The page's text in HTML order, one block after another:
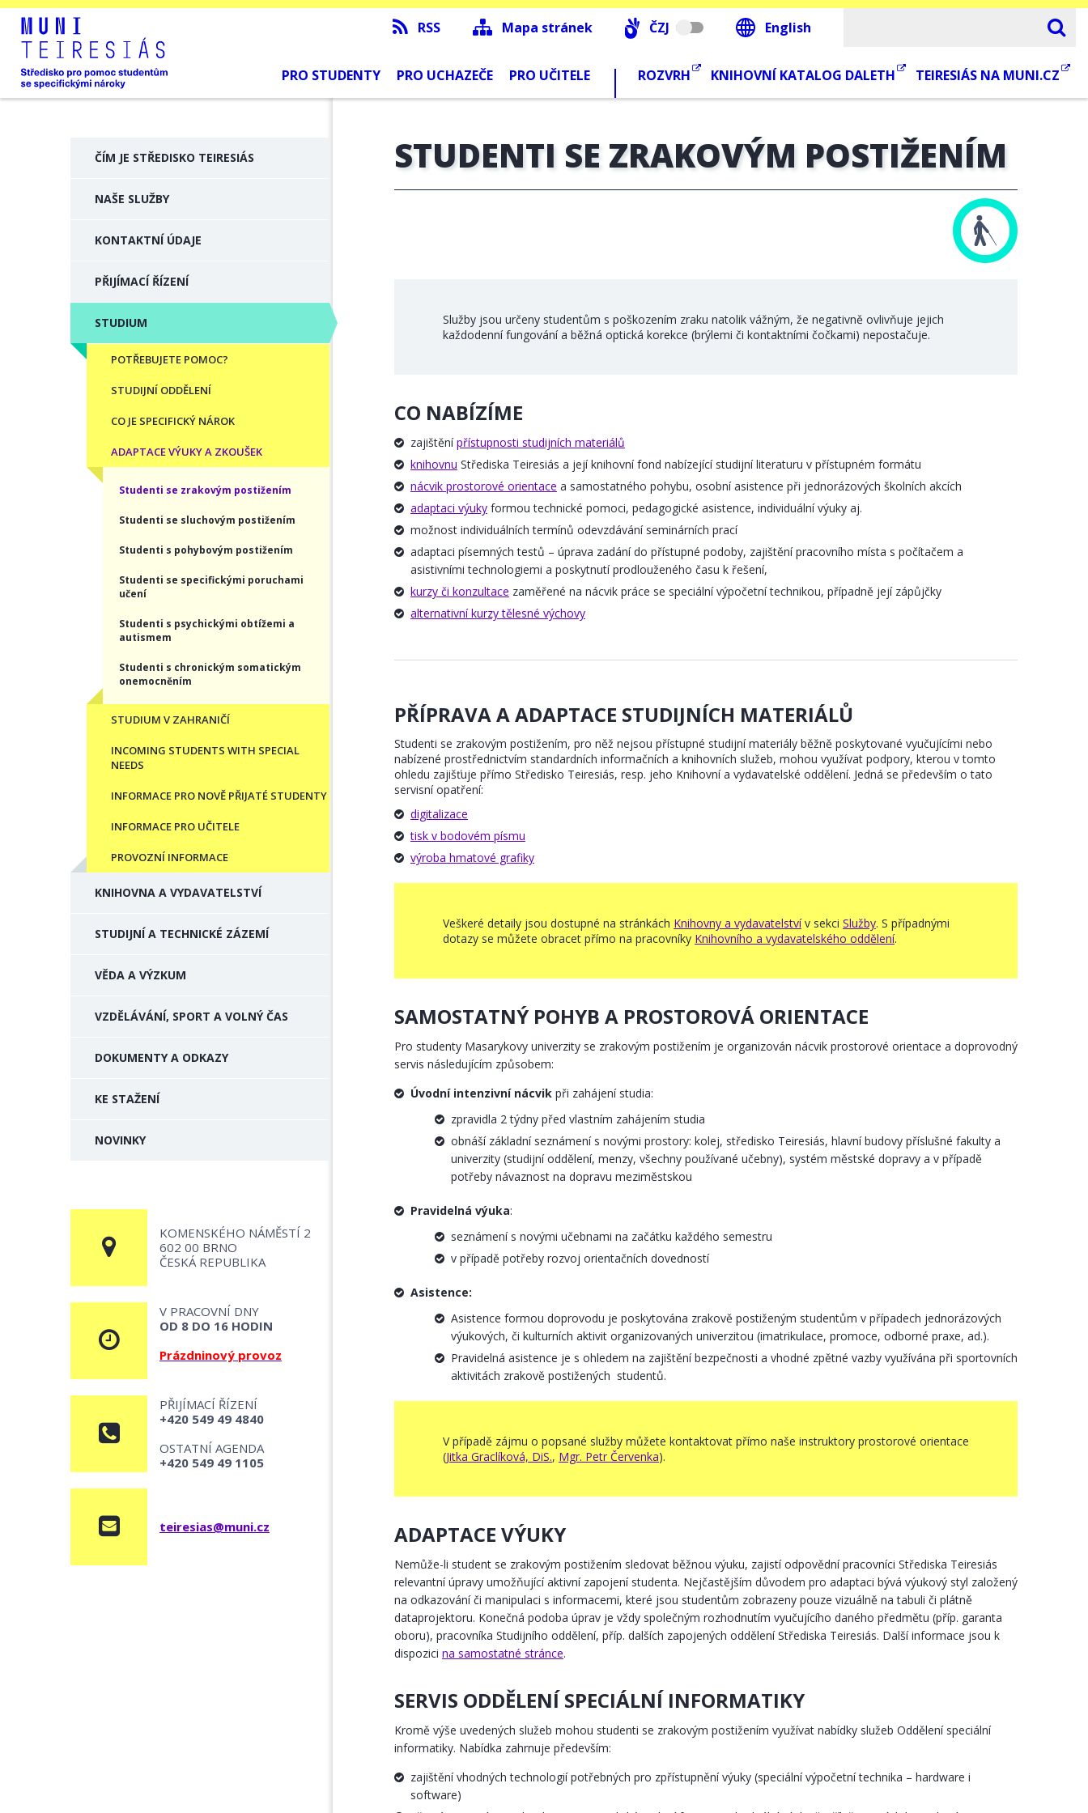
RSS Mapa stránek ČZJ English
PRO STUDENTY PRO UCHAZEČE PRO UČITELE ROZVRH KNIHOVNÍ KATALOG DALETH TEIRESIÁS NA MUNI.CZ
ČÍM JE STŘEDISKO TEIRESIÁS
NAŠE SLUŽBY
KONTAKTNÍ ÚDAJE
PŘIJÍMACÍ ŘÍZENÍ
STUDIUM
POTŘEBUJETE POMOC?
STUDIJNÍ ODDĚLENÍ
CO JE SPECIFICKÝ NÁROK
ADAPTACE VÝUKY A ZKOUŠEK
Studenti se zrakovým postižením
Studenti se sluchovým postižením
Studenti s pohybovým postižením
Studenti se specifickými poruchami
učení
Studenti s psychickými obtížemi a
autismem
Studenti s chronickým somatickým
onemocněním
STUDIUM V ZAHRANIČÍ
INCOMING STUDENTS WITH SPECIAL
NEEDS
INFORMACE PRO NOVĚ PŘIJATÉ STUDENTY
INFORMACE PRO UČITELE
PROVOZNÍ INFORMACE
KNIHOVNA A VYDAVATELSTVÍ
STUDIJNÍ A TECHNICKÉ ZÁZEMÍ
VĚDA A VÝZKUM
VZDĚLÁVÁNÍ, SPORT A VOLNÝ ČAS
DOKUMENTY A ODKAZY
KE STAŽENÍ
NOVINKY
KOMENSKÉHO NÁMĚSTÍ 2
602 00 BRNO
ČESKÁ REPUBLIKA
V PRACOVNÍ DNY
OD 8 DO 16 HODIN
Prázdninový provoz
PŘIJÍMACÍ ŘÍZENÍ
+420 549 49 4840
OSTATNÍ AGENDA
+420 549 49 1105
teiresias@muni.cz
STUDENTI SE ZRAKOVÝM POSTIŽENÍM
Služby jsou určeny studentům s poškozením zraku natolik vážným, že negativně ovlivňuje jejich
každodenní fungování a běžná optická korekce (brýlemi či kontaktními čočkami) nepostačuje.
CO NABÍZÍME
zajištěnípřístupnosti studijních materiálů
knihovnu Střediska Teiresiás a její knihovní fond nabízející studijní literaturu v přístupném formátu
nácvik prostorové orientace a samostatného pohybu, osobní asistence při jednorázových školních akcích
adaptaci výukyformou technické pomoci, pedagogické asistence, individuální výuky aj.
možnost individuálních termínů odevzdávání seminárních prací
adaptaci písemných testů – úprava zadání do přístupné podoby, zajištění pracovního místa s počítačem a
asistivními technologiemi a poskytnutí prodlouženého času k řešení,
kurzy či konzultace zaměřené na nácvik práce se speciální výpočetní technikou, případně její zápůjčky
alternativní kurzy tělesné výchovy
PŘÍPRAVA A ADAPTACE STUDIJNÍCH MATERIÁLŮ
Studenti se zrakovým postižením, pro něž nejsou přístupné studijní materiály běžně poskytované vyučujícími nebo
nabízené prostřednictvím standardních informačních a knihovních služeb, mohou využívat podpory, kterou v tomto
ohledu zajišťuje přímo Středisko Teiresiás, resp. jeho Knihovní a vydavatelské oddělení. Jedná se především o tato
servisní opatření:
digitalizace
tisk v bodovém písmu
výroba hmatové grafiky
Veškeré detaily jsou dostupné na stránkách Knihovny a vydavatelstvív sekci Služby. S případnými
dotazy se můžete obracet přímo na pracovníky Knihovního a vydavatelského oddělení.
SAMOSTATNÝ POHYB A PROSTOROVÁ ORIENTACE
Pro studenty Masarykovy univerzity se zrakovým postižením je organizován nácvik prostorové orientace a doprovodný
servis následujícím způsobem:
Úvodní intenzivní nácvikpři zahájení studia:
zpravidla 2 týdny před vlastním zahájením studia
obnáší základní seznámení s novými prostory: kolej, středisko Teiresiás, hlavní budovy příslušné fakulty a
univerzity (studijní oddělení, menzy, všechny používané učebny), systém městské dopravy a v případě
potřeby návaznost na dopravu meziměstskou
Pravidelná výuka:
seznámení s novými učebnami na začátku každého semestru
v případě potřeby rozvoj orientačních dovedností
Asistence:
Asistence formou doprovodu je poskytována zrakově postiženým studentům v případech jednorázových
výukových, či kulturních aktivit organizovaných univerzitou (imatrikulace, promoce, odborné praxe, ad.).
Pravidelná asistence je s ohledem na zajištění bezpečnosti a vhodné zpětné vazby využívána při sportovních
aktivitách zrakově postižených studentů.
V případě zájmu o popsané služby můžete kontaktovat přímo naše instruktory prostorové orientace
(Jitka Graclíková, DiS., Mgr. Petr Červenka).
ADAPTACE VÝUKY
Nemůže-li student se zrakovým postižením sledovat běžnou výuku, zajistí odpovědní pracovníci Střediska Teiresiás
relevantní úpravy umožňující aktivní zapojení studenta. Nejčastějším důvodem pro adaptaci bývá výukový styl založený
na odkazování či manipulaci s informacemi, které jsou studentům zobrazeny pouze vizuálně na tabuli či plátně
dataprojektoru. Konečná podoba úprav je vždy společným rozhodnutím vyučujícího daného předmětu (příp. garanta
oboru), pracovníka Studijního oddělení, příp. dalších zapojených oddělení Střediska Teiresiás. Další informace jsou k
dispozici na samostatné stránce.
SERVIS ODDĚLENÍ SPECIÁLNÍ INFORMATIKY
Kromě výše uvedených služeb mohou studenti se zrakovým postižením využívat nabídky služeb Oddělení speciální
informatiky. Nabídka zahrnuje především:
zajištění vhodných technologií potřebných pro zpřístupnění výuky (speciální výpočetní technika – hardware i
software)